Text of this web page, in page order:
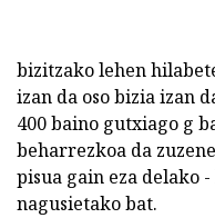
bizitzako lehen
izan da oso bizia izan
400 baino gutxiago g
beharrezkoa da
pisua gain eza delako
nagusietako bat.